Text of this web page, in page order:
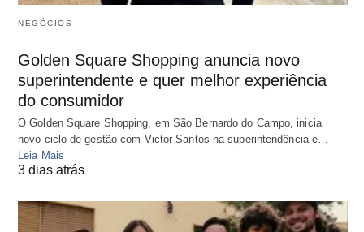
NEGÓCIOS
Golden Square Shopping anuncia novo
superintendente e quer melhor experiência
do consumidor
O Golden Square Shopping, em São Bernardo do Campo, inicia
novo ciclo de gestão com Victor Santos na superintendência e…
Leia Mais
3 dias atrás